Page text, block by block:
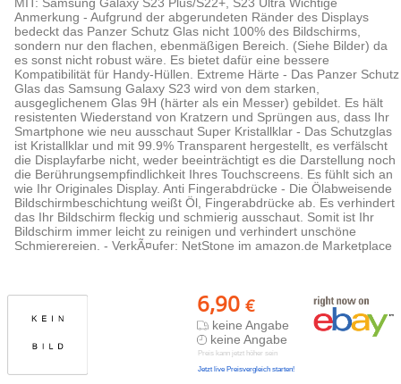
Anmerkung - Aufgrund der abgerundeten Ränder des Displays
bedeckt das Panzer Schutz Glas nicht 100% des Bildschirms,
sondern nur den flachen, ebenmäßigen Bereich. (Siehe Bilder) da
es sonst nicht robust wäre. Es bietet dafür eine bessere
Kompatibilität für Handy-Hüllen. Extreme Härte - Das Panzer Schutz
Glas das Samsung Galaxy S23 wird von dem starken,
ausgeglichenem Glas 9H (härter als ein Messer) gebildet. Es hält
resistenten Wiederstand von Kratzern und Sprüngen aus, dass Ihr
Smartphone wie neu ausschaut Super Kristallklar - Das Schutzglas
ist Kristallklar und mit 99.9% Transparent hergestellt, es verfälscht
die Displayfarbe nicht, weder beeinträchtigt es die Darstellung noch
die Berührungsempfindlichkeit Ihres Touchscreens. Es fühlt sich an
wie Ihr Originales Display. Anti Fingerabdrücke - Die Ölabweisende
Bildschirmbeschichtung weißt Öl, Fingerabdrücke ab. Es verhindert
das Ihr Bildschirm fleckig und schmierig ausschaut. Somit ist Ihr
Bildschirm immer leicht zu reinigen und verhindert unschöne
Schmierereien. - VerkÃ¤ufer: NetStone im amazon.de Marketplace
6,90 €
keine Angabe
keine Angabe
Preis kann jetzt höher sein
Jetzt live Preisvergleich starten!